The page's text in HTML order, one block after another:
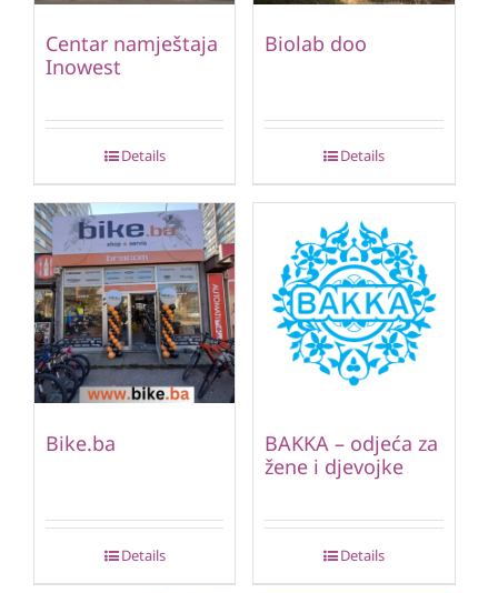
Centar namještaja
Inowest
Details
Biolab doo
Details
Bike.ba
Details
BAKKA – odjeća za
žene i djevojke
Details